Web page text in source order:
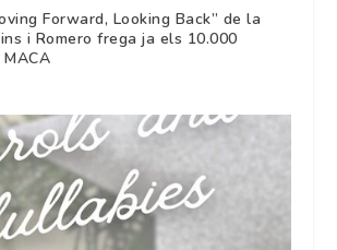
Forward, Looking Back” de la
i Romero frega ja els 10.000